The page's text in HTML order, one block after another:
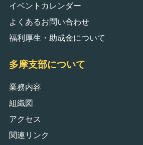
イベントカレンダー
よくあるお問い合わせ
福利厚生・助成金について
多摩支部について
業務内容
組織図
アクセス
関連リンク